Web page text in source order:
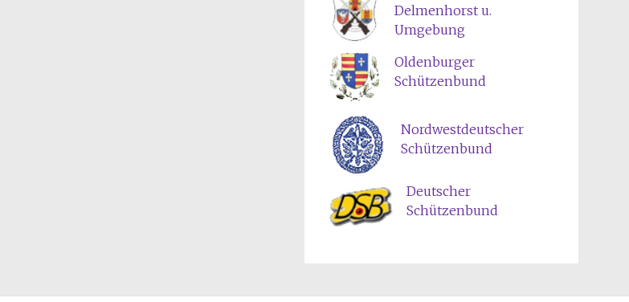
Delmenhorst u.
Umgebung
Oldenburger
Schützenbund
Nordwestdeutscher
Schützenbund
Deutscher
Schützenbund